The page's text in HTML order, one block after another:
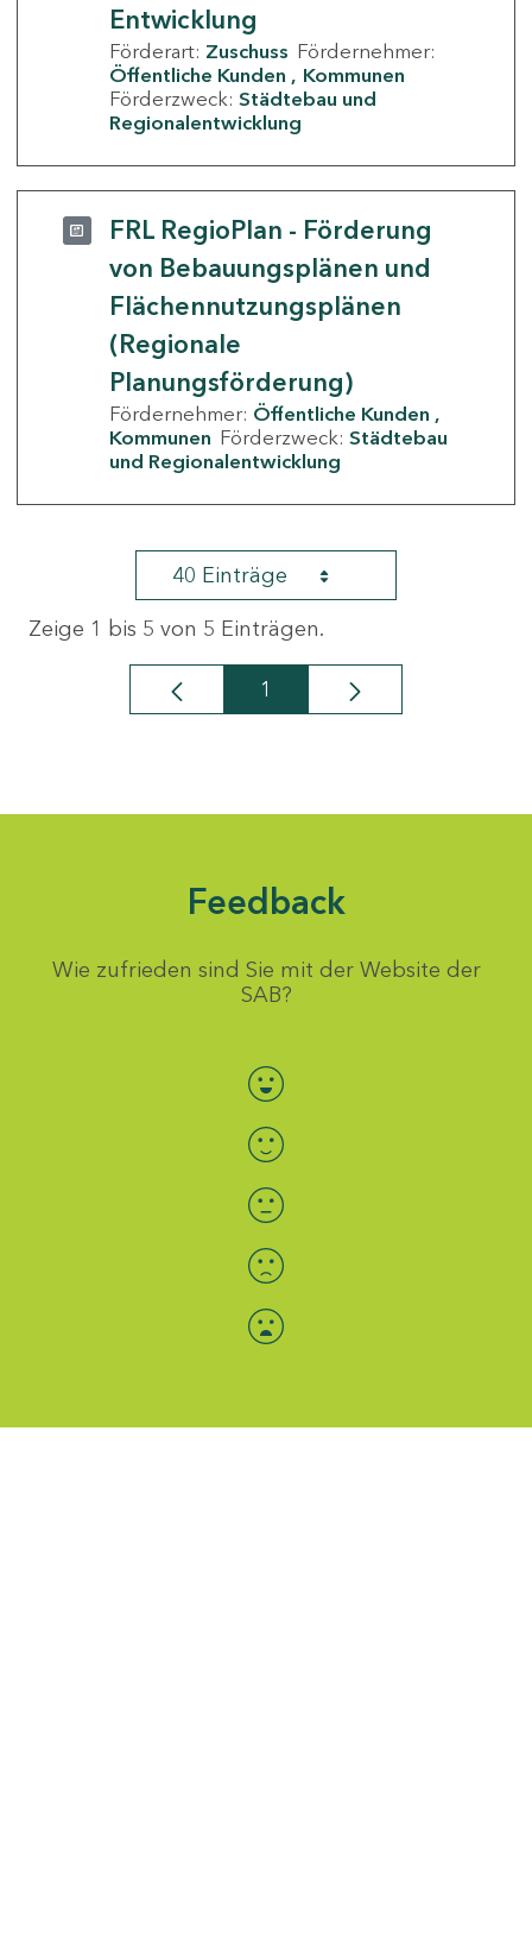
Entwicklung
Förderart: Zuschuss Fördernehmer:
Öffentliche Kunden
Kommunen
Förderzweck: Städtebau und
Regionalentwicklung
FRL RegioPlan - Förderung
von Bebauungsplänen und
Flächennutzungsplänen
(Regionale
Planungsförderung)
Fördernehmer: Öffentliche Kunden
Kommunen Förderzweck: Städtebau
und Regionalentwicklung
40 Einträge
Zeige 1 bis 5 von 5 Einträgen.
Seite
1
Feedback
Wie zufrieden sind Sie mit der Website der
SAB?
Bewertung auswählen